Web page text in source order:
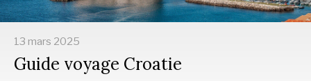
13 mars 2025
Guide voyage Croatie